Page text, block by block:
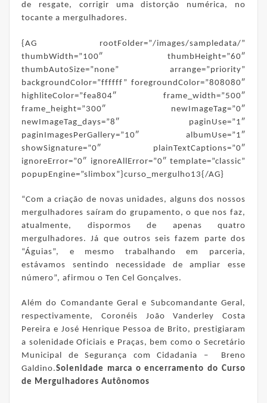
de resgate, corrigir uma distorção numérica, no
tocante a mergulhadores.
{AG rootFolder=”/images/sampledata/”
thumbWidth=”100″ thumbHeight=”60″
thumbAutoSize=”none” arrange=”priority”
backgroundColor=”ffffff” foregroundColor=”808080″
highliteColor=”fea804″ frame_width=”500″
frame_height=”300″ newImageTag=”0″
newImageTag_days=”8″ paginUse=”1″
paginImagesPerGallery=”10″ albumUse=”1″
showSignature=”0″ plainTextCaptions=”0″
ignoreError=”0″ ignoreAllError=”0″ template=”classic”
popupEngine=”slimbox”}curso_mergulho13{/AG}
“Com a criação de novas unidades, alguns dos nossos
mergulhadores saíram do grupamento, o que nos faz,
atualmente, dispormos de apenas quatro
mergulhadores. Já que outros seis fazem parte dos
“Águias”, e mesmo trabalhando em parceria,
estávamos sentindo necessidade de ampliar esse
número”, afirmou o Ten Cel Gonçalves.
Além do Comandante Geral e Subcomandante Geral,
respectivamente, Coronéis João Vanderley Costa
Pereira e José Henrique Pessoa de Brito, prestigiaram
a solenidade Oficiais e Praças, bem como o Secretário
Municipal de Segurança com Cidadania – Breno
Galdino.Solenidade marca o encerramento do Curso
de Mergulhadores Autônomos